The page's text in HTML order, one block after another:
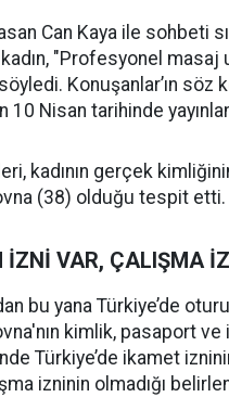
Can Kaya ile sohbeti
"Profesyonel masaj
söyledi. Konuşanlar’ın söz
10 Nisan tarihinde
kadının gerçek
(38) olduğu tespit etti.
İZNİ VAR, ÇALIŞMA
bu yana Türkiye’de
kimlik, pasaport ve
Türkiye’de ikamet
izninin olmadığı